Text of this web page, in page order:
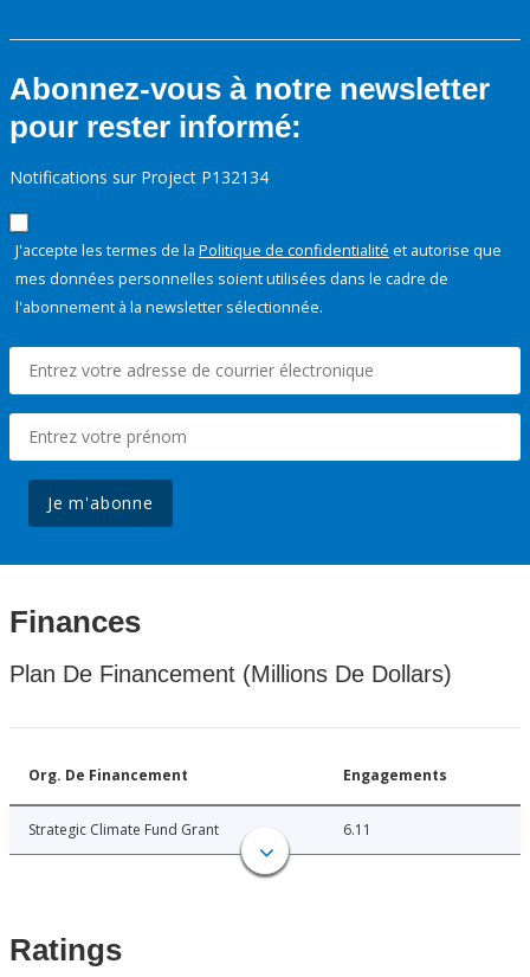
Abonnez-vous à notre newsletter
pour rester informé:
Notifications sur Project P132134
J'accepte les termes de la Politique de confidentialité et autorise que
mes données personnelles soient utilisées dans le cadre de
l'abonnement à la newsletter sélectionnée.
Je m'abonne
Finances
Plan De Financement (Millions De Dollars)
Org. De Financement Engagements
Strategic Climate Fund Grant 6.11
Ratings